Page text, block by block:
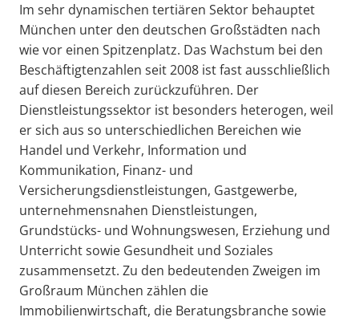
Im sehr dynamischen tertiären Sektor behauptet
München unter den deutschen Großstädten nach
wie vor einen Spitzenplatz. Das Wachstum bei den
Beschäftigtenzahlen seit 2008 ist fast ausschließlich
auf diesen Bereich zurückzuführen. Der
Dienstleistungssektor ist besonders heterogen, weil
er sich aus so unterschiedlichen Bereichen wie
Handel und Verkehr, Information und
Kommunikation, Finanz- und
Versicherungsdienstleistungen, Gastgewerbe,
unternehmensnahen Dienstleistungen,
Grundstücks- und Wohnungswesen, Erziehung und
Unterricht sowie Gesundheit und Soziales
zusammensetzt. Zu den bedeutenden Zweigen im
Großraum München zählen die
Immobilienwirtschaft, die Beratungsbranche sowie